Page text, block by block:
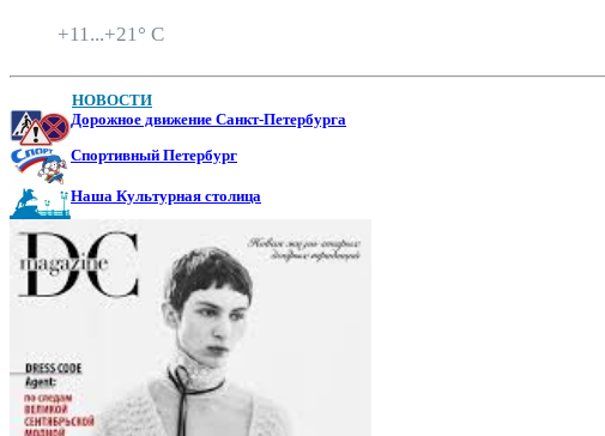
+11...+21° C
НОВОСТИ
Дорожное движение Санкт-Петербурга
Спортивный Петербург
Наша Культурная столица